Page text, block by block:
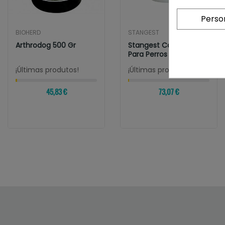
BIOHERD
Arthrodog 500 Gr
¡Últimas produtos!
45,83 €
STANGEST
Stangest Condrocare
Para Perros Y Gatos
¡Últimas produtos!
73,07 €